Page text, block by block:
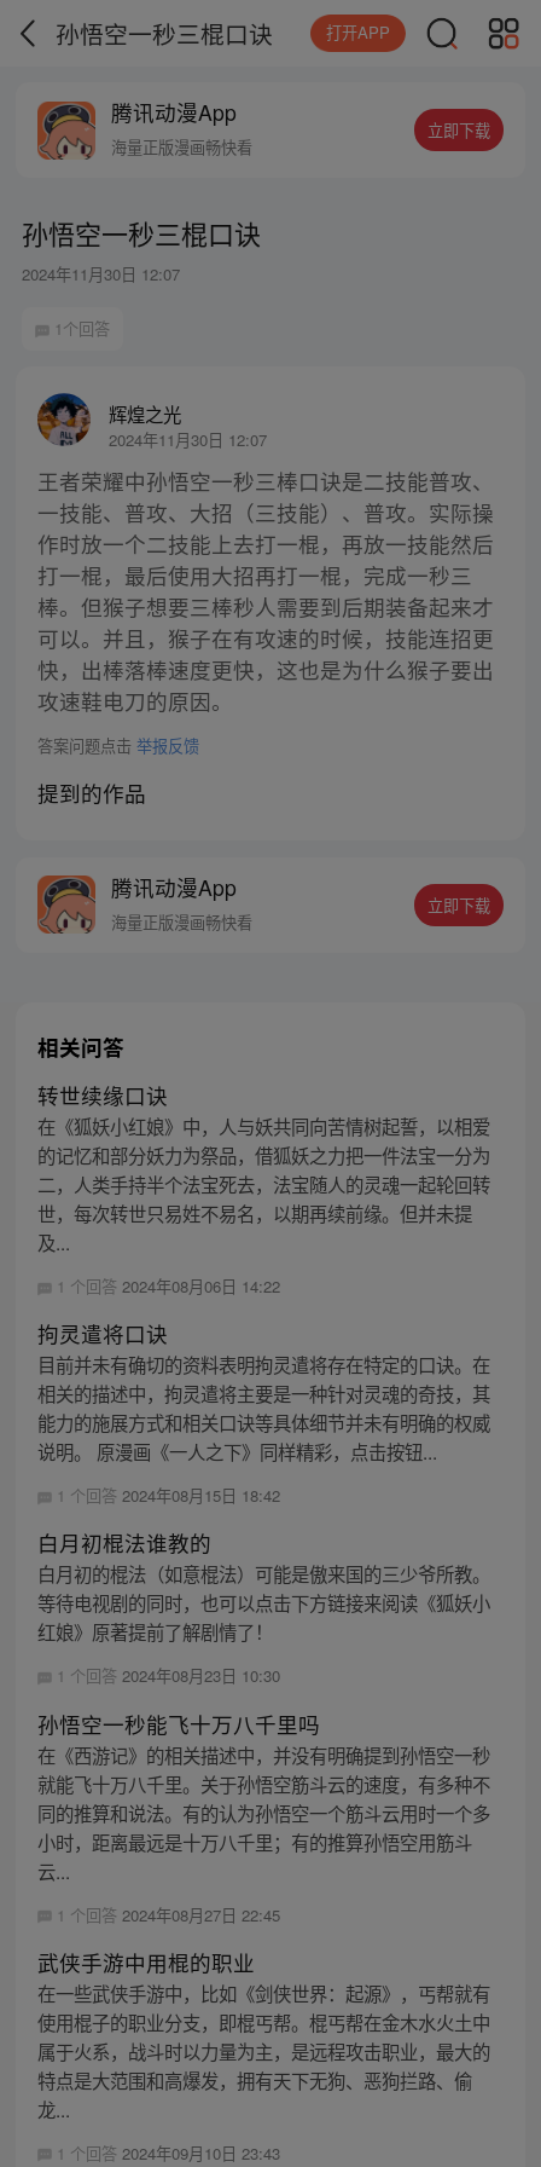
孙悟空一秒三棍口诀 打开APP
腾讯动漫App
海量正版漫画畅快看
立即下载
孙悟空一秒三棍口诀
2024年11月30日 12:07
1个回答
辉煌之光
2024年11月30日 12:07
王者荣耀中孙悟空一秒三棒口诀是二技能普攻、
一技能、普攻、大招（三技能）、普攻。实际操
作时放一个二技能上去打一棍，再放一技能然后
打一棍，最后使用大招再打一棍，完成一秒三
棒。但猴子想要三棒秒人需要到后期装备起来才
可以。并且，猴子在有攻速的时候，技能连招更
快，出棒落棒速度更快，这也是为什么猴子要出
攻速鞋电刀的原因。
答案问题点击 举报反馈
提到的作品
腾讯动漫App
海量正版漫画畅快看
立即下载
相关问答
转世续缘口诀
在《狐妖小红娘》中，人与妖共同向苦情树起誓，以相爱
的记忆和部分妖力为祭品，借狐妖之力把一件法宝一分为
二，人类手持半个法宝死去，法宝随人的灵魂一起轮回转
世，每次转世只易姓不易名，以期再续前缘。但并未提
及...
1 个回答 2024年08月06日 14:22
拘灵遣将口诀
目前并未有确切的资料表明拘灵遣将存在特定的口诀。在
相关的描述中，拘灵遣将主要是一种针对灵魂的奇技，其
能力的施展方式和相关口诀等具体细节并未有明确的权威
说明。 原漫画《一人之下》同样精彩，点击按钮...
1 个回答 2024年08月15日 18:42
白月初棍法谁教的
白月初的棍法（如意棍法）可能是傲来国的三少爷所教。
等待电视剧的同时，也可以点击下方链接来阅读《狐妖小
红娘》原著提前了解剧情了！
1 个回答 2024年08月23日 10:30
孙悟空一秒能飞十万八千里吗
在《西游记》的相关描述中，并没有明确提到孙悟空一秒
就能飞十万八千里。关于孙悟空筋斗云的速度，有多种不
同的推算和说法。有的认为孙悟空一个筋斗云用时一个多
小时，距离最远是十万八千里；有的推算孙悟空用筋斗
云...
1 个回答 2024年08月27日 22:45
武侠手游中用棍的职业
在一些武侠手游中，比如《剑侠世界：起源》，丐帮就有
使用棍子的职业分支，即棍丐帮。棍丐帮在金木水火土中
属于火系，战斗时以力量为主，是远程攻击职业，最大的
特点是大范围和高爆发，拥有天下无狗、恶狗拦路、偷
龙...
1 个回答 2024年09月10日 23:43